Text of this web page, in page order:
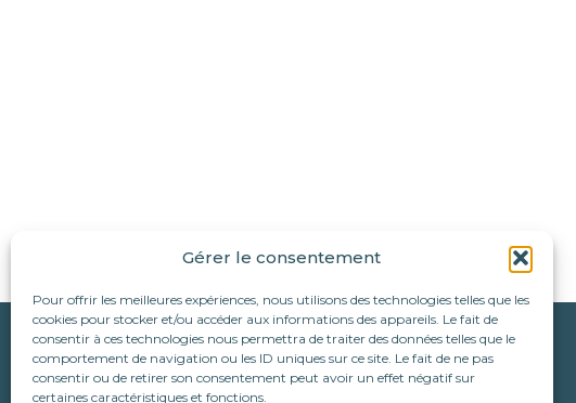
Gérer le consentement
Pour offrir les meilleures expériences, nous utilisons des technologies telles que les
cookies pour stocker et/ou accéder aux informations des appareils. Le fait de
consentir à ces technologies nous permettra de traiter des données telles que le
comportement de navigation ou les ID uniques sur ce site. Le fait de ne pas
consentir ou de retirer son consentement peut avoir un effet négatif sur
certaines caractéristiques et fonctions.
Suivez-nous :
Nous écrire
Qui sommes-nous ?
L’association
Le refuge d’Alina & Anda